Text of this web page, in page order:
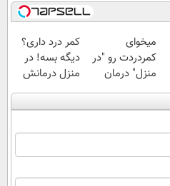
میخوای
کمردردت رو "در
منزل" درمان
کنی؟ (◂فیلم +
◂پرسش‌نامه)
کمر درد داری؟
دیگه بسه! در
منزل درمانش
کن
(◀پرسش‌نامه)